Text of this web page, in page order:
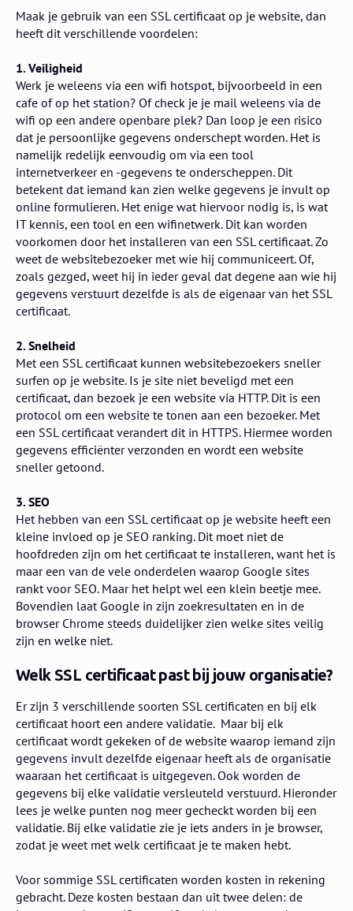
Maak je gebruik van een SSL certificaat op je website, dan
heeft dit verschillende voordelen:
1. Veiligheid
Werk je weleens via een wifi hotspot, bijvoorbeeld in een
cafe of op het station? Of check je je mail weleens via de
wifi op een andere openbare plek? Dan loop je een risico
dat je persoonlijke gegevens onderschept worden. Het is
namelijk redelijk eenvoudig om via een tool
internetverkeer en -gegevens te onderscheppen. Dit
betekent dat iemand kan zien welke gegevens je invult op
online formulieren. Het enige wat hiervoor nodig is, is wat
IT kennis, een tool en een wifinetwerk. Dit kan worden
voorkomen door het installeren van een SSL certificaat. Zo
weet de websitebezoeker met wie hij communiceert. Of,
zoals gezged, weet hij in ieder geval dat degene aan wie hij
gegevens verstuurt dezelfde is als de eigenaar van het SSL
certificaat.
2. Snelheid
Met een SSL certificaat kunnen websitebezoekers sneller
surfen op je website. Is je site niet beveligd met een
certificaat, dan bezoek je een website via HTTP. Dit is een
protocol om een website te tonen aan een bezoeker. Met
een SSL certificaat verandert dit in HTTPS. Hiermee worden
gegevens efficiënter verzonden en wordt een website
sneller getoond.
3. SEO
Het hebben van een SSL certificaat op je website heeft een
kleine invloed op je SEO ranking. Dit moet niet de
hoofdreden zijn om het certificaat te installeren, want het is
maar een van de vele onderdelen waarop Google sites
rankt voor SEO. Maar het helpt wel een klein beetje mee.
Bovendien laat Google in zijn zoekresultaten en in de
browser Chrome steeds duidelijker zien welke sites veilig
zijn en welke niet.
Welk SSL certificaat past bij jouw organisatie?
Er zijn 3 verschillende soorten SSL certificaten en bij elk
certificaat hoort een andere validatie. Maar bij elk
certificaat wordt gekeken of de website waarop iemand zijn
gegevens invult dezelfde eigenaar heeft als de organisatie
waaraan het certificaat is uitgegeven. Ook worden de
gegevens bij elke validatie versleuteld verstuurd. Hieronder
lees je welke punten nog meer gecheckt worden bij een
validatie. Bij elke validatie zie je iets anders in je browser,
zodat je weet met welk certificaat je te maken hebt.
Voor sommige SSL certificaten worden kosten in rekening
gebracht. Deze kosten bestaan dan uit twee delen: de